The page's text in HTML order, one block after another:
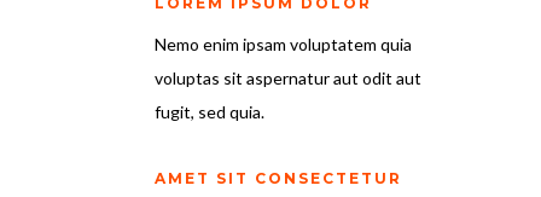
Nemo enim ipsam voluptatem quia
voluptas sit aspernatur aut odit aut
fugit, sed quia.
AMET SIT CONSECTETUR